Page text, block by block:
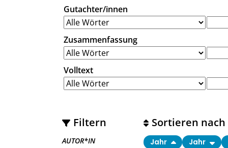
Gutachter/innen
Zusammenfassung
Volltext
Filtern
AUTOR*IN
Sortieren nach
Jahr Jahr